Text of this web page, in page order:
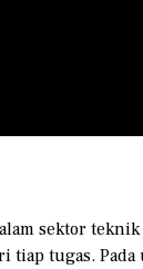
sektor
tugas.